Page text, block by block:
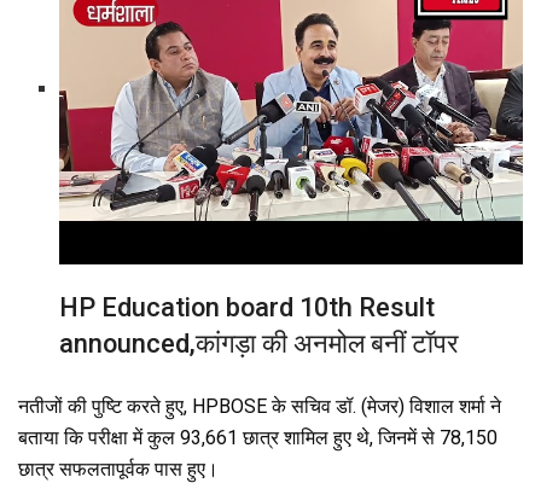
HP Education board 10th Result
announced,कांगड़ा की अनमोल बनीं टॉपर
नतीजों की पुष्टि करते हुए, HPBOSE के सचिव डॉ. (मेजर) विशाल शर्मा ने
बताया कि परीक्षा में कुल 93,661 छात्र शामिल हुए थे, जिनमें से 78,150
छात्र सफलतापूर्वक पास हुए।